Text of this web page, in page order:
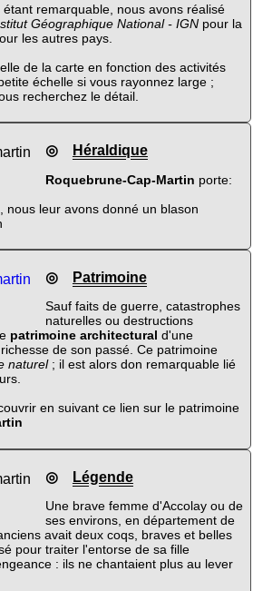
remarquable, nous avons réalisé
Géographique National - IGNpour la
les autres pays.
de la carte en fonction des activités
échelle si vous rayonnez large ;
recherchez le détail.
◎ Héraldique
Roquebrune-Cap-Martin porte:
nous leur avons donné un blason
◎ Patrimoine
Sauf faits de guerre, catastrophes
naturelles ou destructions
patrimoine architectural d'une
de son passé. Ce patrimoine
naturel; il est alors don remarquable lié
en suivant ce lien sur le patrimoine
◎ Légende
Une brave femme d'Accolay ou de
ses environs, en département de
avait deux coqs, braves et belles
pour traiter l'entorse de sa fille
: ils ne chantaient plus au lever